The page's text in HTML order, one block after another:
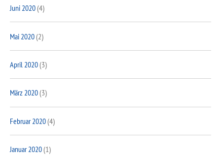
Juni 2020(4)
Mai 2020(2)
April 2020(3)
März 2020(3)
Februar 2020(4)
Januar 2020(1)